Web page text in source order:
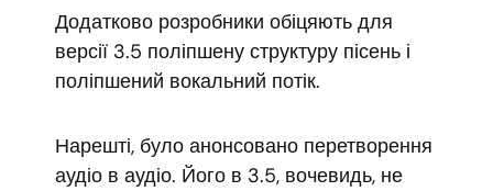
Додатково розробники обіцяють для
версії 3.5 поліпшену структуру пісень і
поліпшений вокальний потік.
Нарешті, було анонсовано перетворення
аудіо в аудіо. Його в 3.5, вочевидь, не